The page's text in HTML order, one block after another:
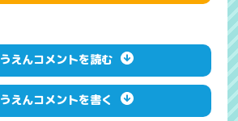
えんコメントを読む
えんコメントを書く